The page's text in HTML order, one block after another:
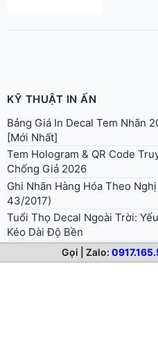
Gọi | Zalo:
KỸ THUẬT IN ẤN
Bảng Giá In Decal Tem Nhãn
[Mới Nhất]
Tem Hologram & QR Code
Chống Giả 2026
Ghi Nhãn Hàng Hóa Theo
43/2017)
Tuổi Thọ Decal Ngoài Trời:
Kéo Dài Độ Bền
Cách Tạo Đường Dao Bế (Die
Decal